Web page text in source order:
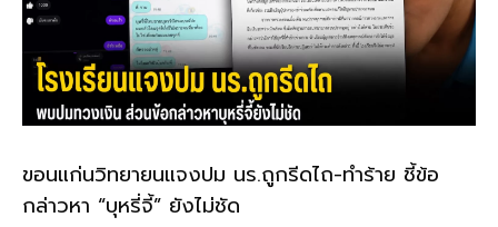
ขอนแก่นวิทยายนแจงปม นร.ถูกรีดไถ-ทำร้าย ชี้ข้อ
กล่าวหา “บุหรี่จี้” ยังไม่ชัด